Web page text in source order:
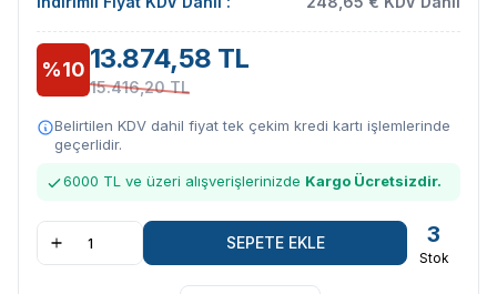
%10 13.874,58 TL
15.416,20 TL
Belirtilen KDV dahil fiyat tek çekim kredi kartı işlemlerinde
geçerlidir.
6000 TL ve üzeri alışverişlerinizde Kargo Ücretsizdir.
SEPETE EKLE 3
Stok